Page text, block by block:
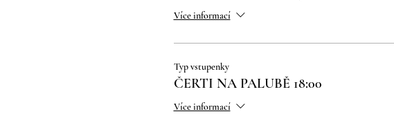
Více informací
Typ vstupenky
ČERTI NA PALUBĚ 18:00
Více informací